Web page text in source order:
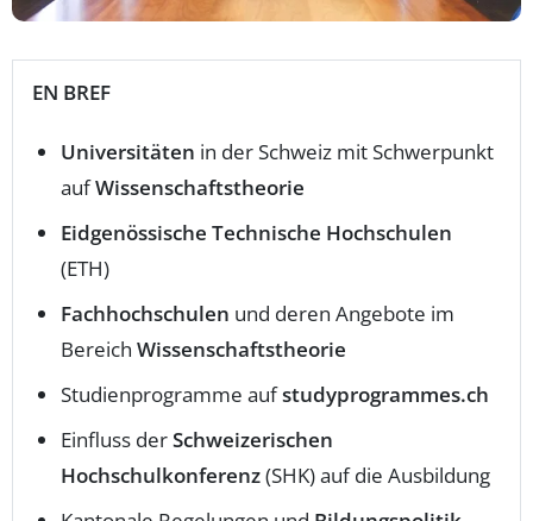
EN BREF
Universitäten in der Schweiz mit Schwerpunkt
aufWissenschaftstheorie
Eidgenössische Technische Hochschulen
(ETH)
Fachhochschulen und deren Angebote im
Bereich Wissenschaftstheorie
Studienprogramme aufstudyprogrammes.ch
Einfluss derSchweizerischen
Hochschulkonferenz(SHK) auf die Ausbildung